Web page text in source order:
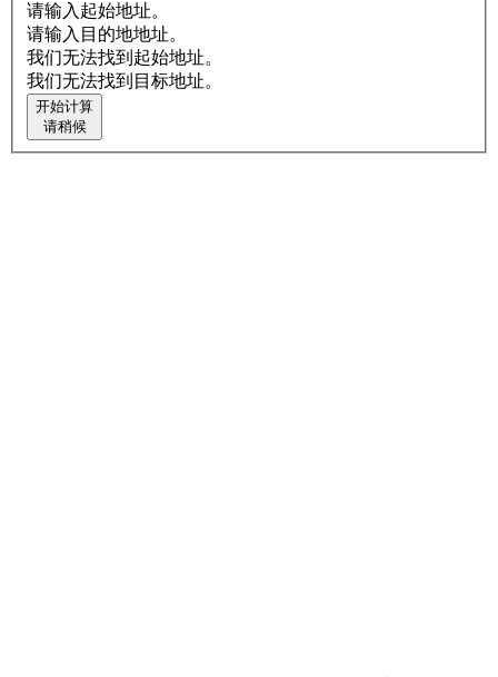
请输入起始地址。
请输入目的地地址。
我们无法找到起始地址。
我们无法找到目标地址。
开始计算
请稍候